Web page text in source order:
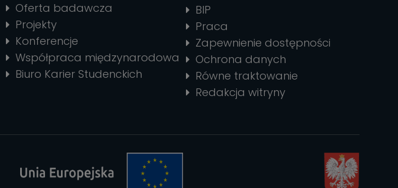
Oferta badawcza
Projekty
Konferencje
Współpraca międzynarodowa
Biuro Karier Studenckich
BIP
Praca
Zapewnienie dostępności
Ochrona danych
Równe traktowanie
Redakcja witryny